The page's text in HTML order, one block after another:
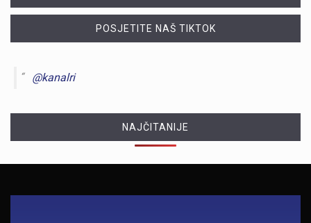
POSJETITE NAŠ TIKTOK
@kanalri
NAJČITANIJE